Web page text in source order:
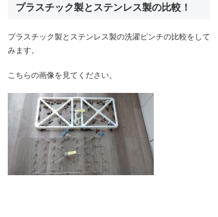
プラスチック製とステンレス製の比較！
プラスチック製とステンレス製の洗濯ピンチの比較をして
みます。
こちらの画像を見てください。